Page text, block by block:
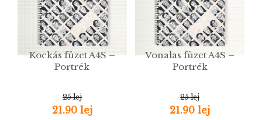
Kockás füzet A4S –
Portrék
25 lej
21.90 lej
Vonalas füzet A4S –
Portrék
25 lej
21.90 lej